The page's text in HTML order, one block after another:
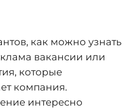
как можно узнать
вакансии или
которые
компания.
интересно